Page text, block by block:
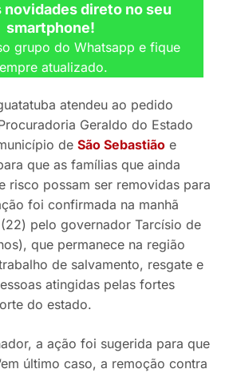
novidades direto no seu
smartphone!
grupo do Whatsapp e fique
atualizado.
atendeu ao pedido
Geraldo do Estado
deSão Sebastião e
que as famílias que ainda
risco possam ser removidas para
foi confirmada na manhã
pelo governador Tarcísio de
que permanece na região
de salvamento, resgate e
atingidas pelas fortes
do estado.
a ação foi sugerida para que
último caso, a remoção contra